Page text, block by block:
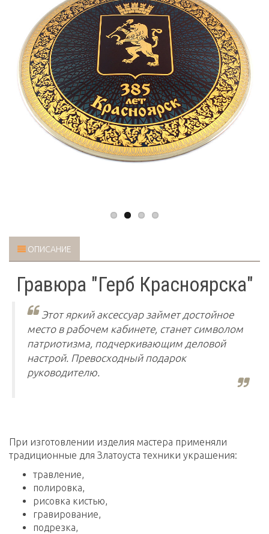
ОПИСАНИЕ
Гравюра "Герб Красноярска"
Этот яркий аксессуар займет достойное
место в рабочем кабинете, станет символом
патриотизма, подчеркивающим деловой
настрой. Превосходный подарок
руководителю.
При изготовлении изделия мастера применяли
традиционные для Златоуста техники украшения:
травление,
полировка,
рисовка кистью,
гравирование,
подрезка,